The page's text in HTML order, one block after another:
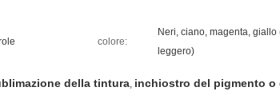
colore:
Neri, ciano, magenta,
leggero)
della tintura, inchiostro del pigmento o